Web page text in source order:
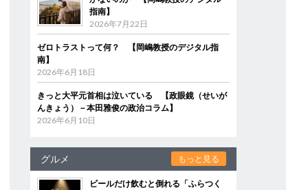
指南】
2026年7月22日
ゼロトラストって何？ 【岡嶋教授のデジタル指
南】
2026年6月18日
きっと大平元首相は泣いている 【政眼鏡（せいが
んきょう）－本田雅俊の政治コラム】
2026年6月10日
グルメ もっと見る
ビールだけ飲むと倒れる「ふらつく